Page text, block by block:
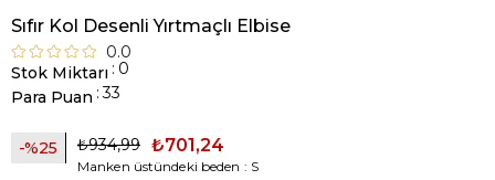
Sıfır Kol Desenli Yırtmaçlı Elbise
0.0
Stok Miktarı : 0
Para Puan : 33
25 ₺934,99 ₺701,24
Manken üstündeki beden : S